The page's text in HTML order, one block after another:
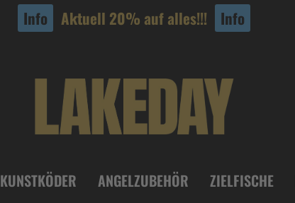
Info Aktuell 20% auf alles!!! Info
KUNSTKÖDER ANGELZUBEHÖR ZIELFISCHE